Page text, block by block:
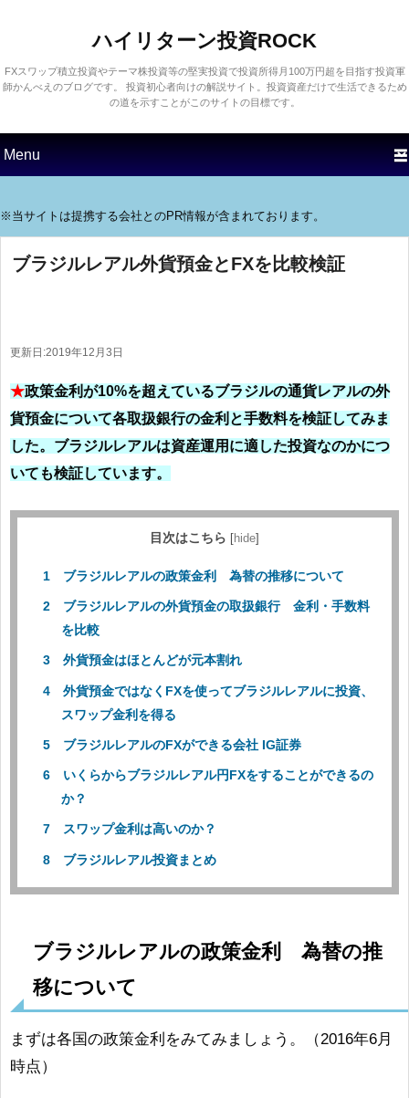
ハイリターン投資ROCK
FXスワップ積立投資やテーマ株投資等の堅実投資で投資所得月100万円超を目指す投資軍
師かんべえのブログです。 投資初心者向けの解説サイト。投資資産だけで生活できるため
の道を示すことがこのサイトの目標です。
第1メニュー
第1コンテンツにスキップす
る
第2コンテンツにスキップす
る
※当サイトは提携する会社とのPR情報が含まれております。
ブラジルレアル外貨預金とFXを比較検証
更新日:2019年12月3日
★政策金利が10%を超えているブラジルの通貨レアルの外
貨預金について各取扱銀行の金利と手数料を検証してみま
した。ブラジルレアルは資産運用に適した投資なのかにつ
いても検証しています。
目次はこちら hide
ブラジルレアルの政策金利 為替の推移について
ブラジルレアルの外貨預金の取扱銀行 金利・手数料
を比較
外貨預金はほとんどが元本割れ
外貨預金ではなくFXを使ってブラジルレアルに投資、
スワップ金利を得る
ブラジルレアルのFXができる会社 IG証券
いくらからブラジルレアル円FXをすることができるの
か？
スワップ金利は高いのか？
ブラジルレアル投資まとめ
ブラジルレアルの政策金利 為替の推
移について
まずは各国の政策金利をみてみましょう。（2016年6月
時点）